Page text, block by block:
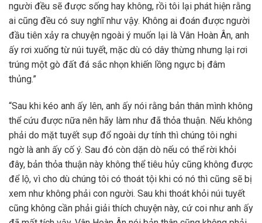
người đều sẽ được sống hay không, rồi tôi lại phát hiện rằng
ai cũng đều có suy nghĩ như vậy. Không ai đoán được người
đầu tiên xảy ra chuyện ngoài ý muốn lại là Vân Hoàn Ân, anh
ấy rơi xuống từ núi tuyết, mặc dù có dây thừng nhưng lại rơi
trúng một gò đất đá sắc nhọn khiến lồng ngực bị đâm
thủng.”
“Sau khi kéo anh ấy lên, anh ấy nói rằng bản thân mình không
thể cứu được nữa nên hãy làm như đã thỏa thuận. Nếu không
phải do mặt tuyết sụp đổ ngoài dự tính thì chúng tôi nghi
ngờ là anh ấy cố ý. Sau đó còn dặn dò nếu có thể rời khỏi
đây, bản thỏa thuận này không thể tiêu hủy cũng không được
để lộ, vì cho dù chúng tôi có thoát tội khi có nó thì cũng sẽ bị
xem như không phải con người. Sau khi thoát khỏi núi tuyết
cũng không cần phải giải thích chuyện này, cứ coi như anh ấy